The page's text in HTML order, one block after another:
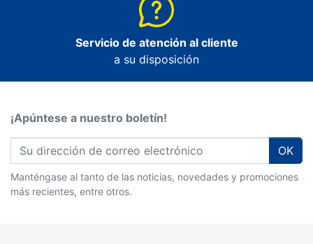
Servicio de atención al cliente
a su disposición
¡Apúntese a nuestro boletín!
OK
Manténgase al tanto de las noticias, novedades y promociones
más recientes, entre otros.